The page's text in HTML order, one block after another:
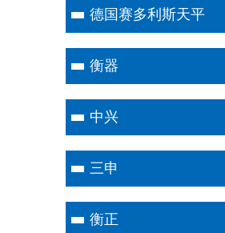
德国赛多利斯天平
衡器
中兴
三申
衡正